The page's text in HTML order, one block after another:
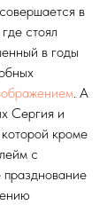
в
стоял
в годы
. А
Сергия и
которой кроме
с